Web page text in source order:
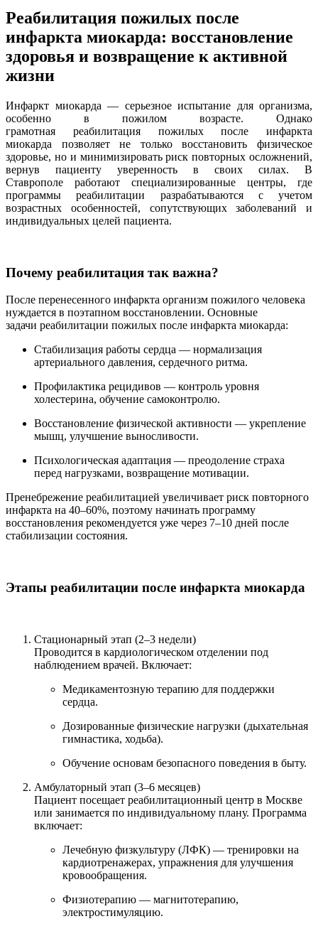
Реабилитация пожилых после
инфаркта миокарда: восстановление
здоровья и возвращение к активной
жизни
Инфаркт миокарда — серьезное испытание для организма,
особенно в пожилом возрасте. Однако
грамотная реабилитация пожилых после инфаркта
миокарда позволяет не только восстановить физическое
здоровье, но и минимизировать риск повторных осложнений,
вернув пациенту уверенность в своих силах. В
Ставрополе работают специализированные центры, где
программы реабилитации разрабатываются с учетом
возрастных особенностей, сопутствующих заболеваний и
индивидуальных целей пациента.
Почему реабилитация так важна?
После перенесенного инфаркта организм пожилого человека
нуждается в поэтапном восстановлении. Основные
задачи реабилитации пожилых после инфаркта миокарда:
Стабилизация работы сердца — нормализация
артериального давления, сердечного ритма.
Профилактика рецидивов — контроль уровня
холестерина, обучение самоконтролю.
Восстановление физической активности — укрепление
мышц, улучшение выносливости.
Психологическая адаптация — преодоление страха
перед нагрузками, возвращение мотивации.
Пренебрежение реабилитацией увеличивает риск повторного
инфаркта на 40–60%, поэтому начинать программу
восстановления рекомендуется уже через 7–10 дней после
стабилизации состояния.
Этапы реабилитации после инфаркта миокарда
Стационарный этап (2–3 недели)
Проводится в кардиологическом отделении под
наблюдением врачей. Включает:
Медикаментозную терапию для поддержки
сердца.
Дозированные физические нагрузки (дыхательная
гимнастика, ходьба).
Обучение основам безопасного поведения в быту.
Амбулаторный этап (3–6 месяцев)
Пациент посещает реабилитационный центр в Москве
или занимается по индивидуальному плану. Программа
включает:
Лечебную физкультуру (ЛФК) — тренировки на
кардиотренажерах, упражнения для улучшения
кровообращения.
Физиотерапию — магнитотерапию,
электростимуляцию.